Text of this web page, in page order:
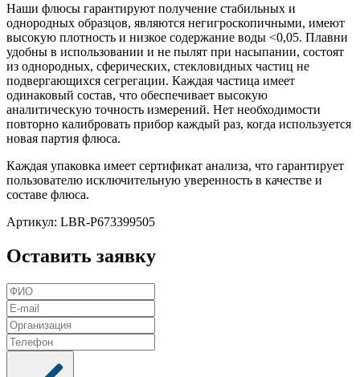
Наши флюсы гарантируют получение стабильных и
однородных образцов, являются негигроскопичными, имеют
высокую плотность и низкое содержание воды <0,05. Плавни
удобны в использовании и не пылят при насыпании, состоят
из однородных, сферических, стекловидных частиц не
подвергающихся сегрегации. Каждая частица имеет
одинаковый состав, что обеспечивает высокую
аналитическую точность измерений. Нет необходимости
повторно калибровать прибор каждый раз, когда используется
новая партия флюса.
Каждая упаковка имеет сертификат анализа, что гарантирует
пользователю исключительную уверенность в качестве и
составе флюса.
Артикул: LBR-P673399505
Оставить заявку